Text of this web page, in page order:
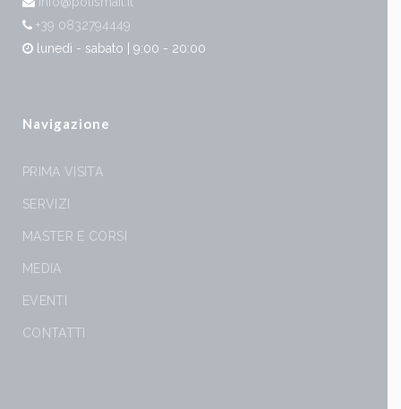
+39 0832794449
lunedì - sabato | 9:00 - 20:00
Navigazione
PRIMA VISITA
SERVIZI
MASTER E CORSI
MEDIA
EVENTI
CONTATTI